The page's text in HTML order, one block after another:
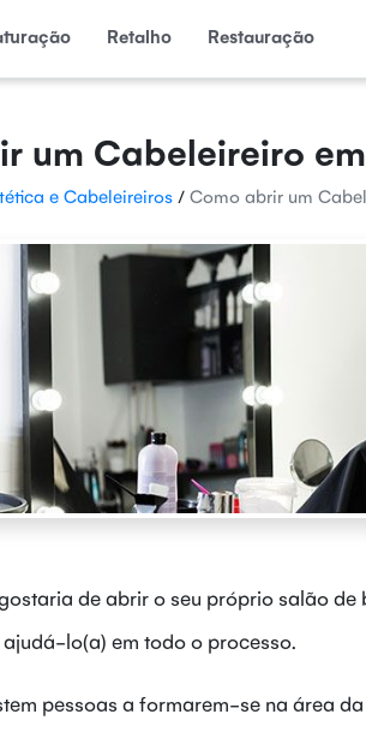
Retalho Restauração
um Cabeleireiro
e Cabeleireiros / Como abrir um
de abrir o seu próprio salão
lo(a) em todo o processo.
pessoas a formarem-se na área